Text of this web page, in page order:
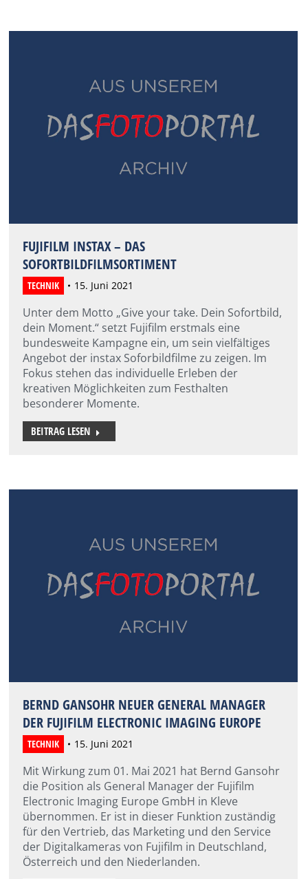
FUJIFILM INSTAX – DAS
SOFORTBILDFILMSORTIMENT
TECHNIK 15. Juni 2021
Unter dem Motto „Give your take. Dein Sofortbild,
dein Moment.“ setzt Fujifilm erstmals eine
bundesweite Kampagne ein, um sein vielfältiges
Angebot der instax Soforbildfilme zu zeigen. Im
Fokus stehen das individuelle Erleben der
kreativen Möglichkeiten zum Festhalten
besonderer Momente.
BEITRAG LESEN
BERND GANSOHR NEUER GENERAL MANAGER
DER FUJIFILM ELECTRONIC IMAGING EUROPE
TECHNIK 15. Juni 2021
Mit Wirkung zum 01. Mai 2021 hat Bernd Gansohr
die Position als General Manager der Fujifilm
Electronic Imaging Europe GmbH in Kleve
übernommen. Er ist in dieser Funktion zuständig
für den Vertrieb, das Marketing und den Service
der Digitalkameras von Fujifilm in Deutschland,
Österreich und den Niederlanden.